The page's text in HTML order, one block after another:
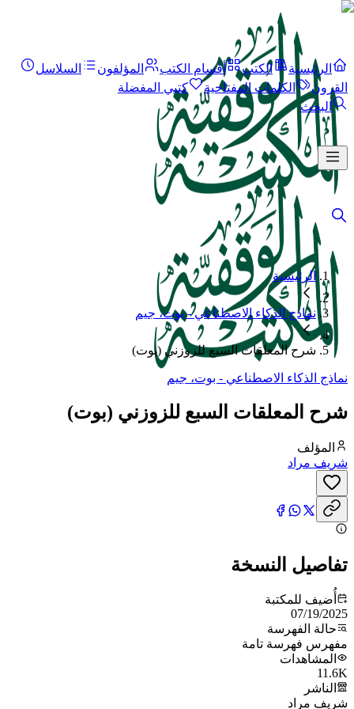
الرئيسية الكتب أقسام الكتب المؤلفون
السلاسل
القرون
الكلمات المفتاحية
كتبي المفضلة
البحث
الرئيسية
نماذج الذكاء الاصطناعي - بوت، جيم
شرح المعلقات السبع للزوزني (بوت)
نماذج الذكاء الاصطناعي - بوت، جيم
شرح المعلقات السبع للزوزني (بوت)
المؤلف
شريف مراد
تفاصيل النسخة
أُضيف للمكتبة
07/19/2025
حالة الفهرسة
مفهرس فهرسة تامة
المشاهدات
11.6K
الناشر
شريف مراد